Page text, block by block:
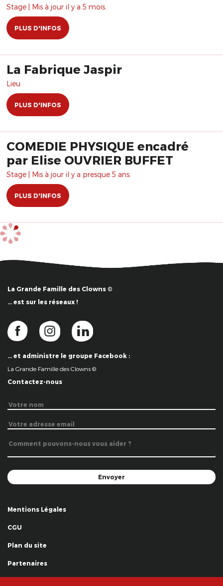
Stage | Mis à jour il y a 5 mois.
PLUS D'INFOS
La Fabrique Jaspir
Lieu
PLUS D'INFOS
COMEDIE PHYSIQUE encadré
par Elise OUVRIER BUFFET
Stage | Mis à jour il y a presque 5 ans.
PLUS D'INFOS
La Grande Famille des Clowns ©
… est sur les réseaux !
… et administre le groupe Facebook :
La Grande Famille des Clowns ©
Contactez-nous
Mentions Légales
CGU
Plan du site
Partenaires